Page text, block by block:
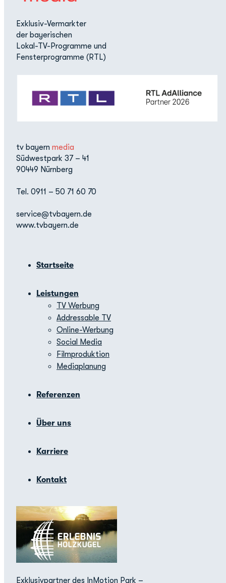
Exklusiv-Vermarkter
der bayerischen
Lokal-TV-Programme und
Fensterprogramme (RTL)
tv bayern media
Südwestpark 37 – 41
90449 Nürnberg
Tel. 0911 – 50 71 60 70
service@tvbayern.de
www.tvbayern.de
Startseite
Leistungen
TV Werbung
Addressable TV
Online-Werbung
Social Media
Filmproduktion
Mediaplanung
Referenzen
Über uns
Karriere
Kontakt
Exklusivpartner des InMotion Park –